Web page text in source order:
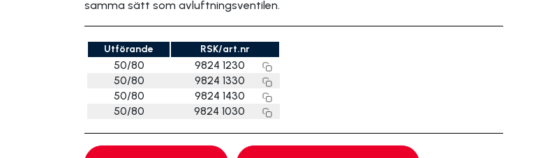
samma sätt som avluftningsventilen.
Utförande RSK/art.nr
50/80
9824 1230
50/80
9824 1330
50/80
9824 1430
50/80
9824 1030